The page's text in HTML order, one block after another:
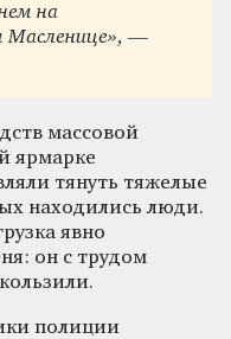
на
Масленице», —
массовой
ярмарке
тянуть тяжелые
находились люди.
явно
он с трудом
полиции